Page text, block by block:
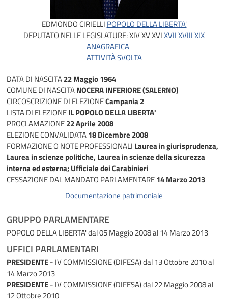
EDMONDO CIRIELLI POPOLO DELLA LIBERTA'
DEPUTATO NELLE LEGISLATURE:XIVXVXVIXVIIXVIIIXIX
ANAGRAFICA
ATTIVITÀ SVOLTA
DATA DI NASCITA22 Maggio 1964
COMUNE DI NASCITANOCERA INFERIORE (SALERNO)
CIRCOSCRIZIONE DI ELEZIONECampania 2
LISTA DI ELEZIONEIL POPOLO DELLA LIBERTA'
PROCLAMAZIONE22 Aprile 2008
ELEZIONE CONVALIDATA18 Dicembre 2008
FORMAZIONE O NOTE PROFESSIONALI Laurea in giurisprudenza,
Laurea in scienze politiche, Laurea in scienze della sicurezza
interna ed esterna; Ufficiale dei Carabinieri
CESSAZIONE DAL MANDATO PARLAMENTARE14 Marzo 2013
Documentazione patrimoniale
GRUPPO PARLAMENTARE
POPOLO DELLA LIBERTA'dal 05 Maggio 2008 al 14 Marzo 2013
UFFICI PARLAMENTARI
PRESIDENTE- IV COMMISSIONE (DIFESA)dal 13 Ottobre 2010 al
14 Marzo 2013
PRESIDENTE- IV COMMISSIONE (DIFESA)dal 22 Maggio 2008 al
12 Ottobre 2010